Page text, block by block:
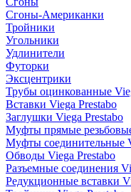
Сгоны-Американки
Тройники
Угольники
Удлинители
Футорки
Эксцентрики
Трубы оцинкованные
Вставки Viega Prestabo
Заглушки Viega Prestabo
Муфты прямые
Муфты соединительные
Обводы Viega Prestabo
Разъемные соединения
Редукционные вставки